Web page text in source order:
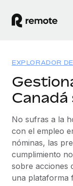
EMPLEO
Nómina
Gestiona
legalidad.
Employer
Expándete
Soluciones
COBERTURA
Consulta el
Simplifica la
Recursos
Consulta el
Precios
EXPLORADOR
Canadá
No sufras a la
con el empleo
nóminas, las
cumplimiento
sobre acciones
una plataforma